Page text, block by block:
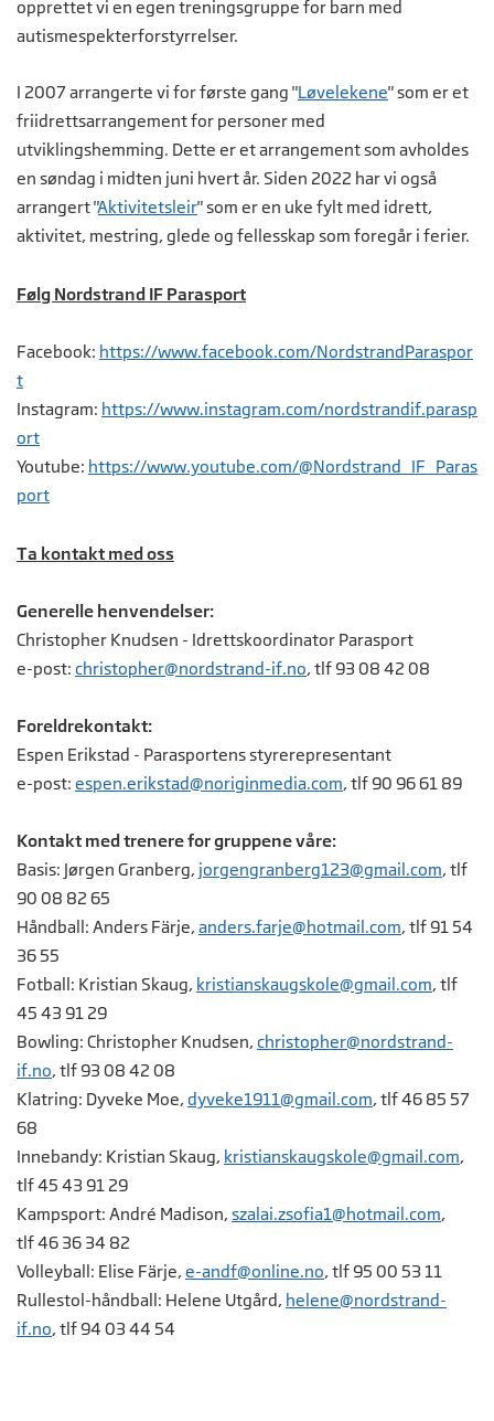
opprettet vi en egen treningsgruppe for barn med
autismespekterforstyrrelser.
I 2007 arrangerte vi for første gang "Løvelekene" som er et
friidrettsarrangement for personer med
utviklingshemming. Dette er et arrangement som avholdes
en søndag i midten juni hvert år. Siden 2022 har vi også
arrangert "Aktivitetsleir" som er en uke fylt med idrett,
aktivitet, mestring, glede og fellesskap som foregår i ferier.
Følg Nordstrand IF Parasport
Facebook: https://www.facebook.com/NordstrandParaspor
t
Instagram: https://www.instagram.com/nordstrandif.parasp
ort
Youtube: https://www.youtube.com/@Nordstrand_IF_Paras
port
Ta kontakt med oss
Generelle henvendelser:
Christopher Knudsen - Idrettskoordinator Parasport
e-post: christopher@nordstrand-if.no, tlf 93 08 42 08
Foreldrekontakt:
Espen Erikstad - Parasportens styrerepresentant
e-post: espen.erikstad@noriginmedia.com, tlf 90 96 61 89
Kontakt med trenere for gruppene våre:
Basis: Jørgen Granberg, jorgengranberg123@gmail.com, tlf
90 08 82 65
Håndball: Anders Färje, anders.farje@hotmail.com, tlf 91 54
36 55
Fotball: Kristian Skaug, kristianskaugskole@gmail.com, tlf
45 43 91 29
Bowling: Christopher Knudsen, christopher@nordstrand-
if.no, tlf 93 08 42 08
Klatring: Dyveke Moe, dyveke1911@gmail.com, tlf 46 85 57
68
Innebandy: Kristian Skaug, kristianskaugskole@gmail.com,
tlf 45 43 91 29
Kampsport: André Madison, szalai.zsofia1@hotmail.com,
tlf 46 36 34 82
Volleyball: Elise Färje, e-andf@online.no, tlf 95 00 53 11
Rullestol-håndball: Helene Utgård, helene@nordstrand-
if.no, tlf 94 03 44 54